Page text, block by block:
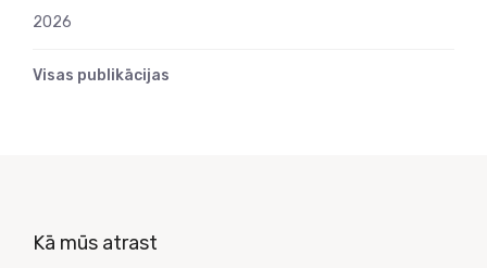
2026
Visas publikācijas
Kā mūs atrast